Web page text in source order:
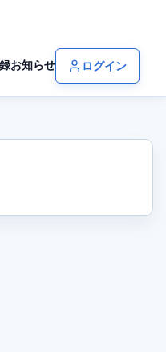
お知らせ ログイン
ページ